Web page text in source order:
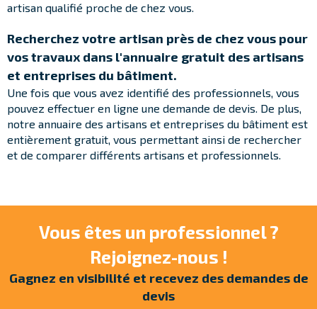
artisan qualifié proche de chez vous.
Recherchez votre artisan près de chez vous pour
vos travaux dans l'annuaire gratuit des artisans
et entreprises du bâtiment.
Une fois que vous avez identifié des professionnels, vous
pouvez effectuer en ligne une demande de devis. De plus,
notre annuaire des artisans et entreprises du bâtiment est
entièrement gratuit, vous permettant ainsi de rechercher
et de comparer différents artisans et professionnels.
Vous êtes un professionnel ?
Rejoignez-nous !
Gagnez en visibilité et recevez des demandes de
devis